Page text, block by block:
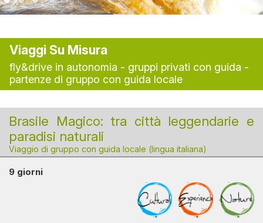
Viaggi Su Misura
fly&drive in autonomia - gruppi privati con guida -
partenze di gruppo con guida locale
Brasile Magico: tra città leggendarie e
paradisi naturali
Viaggio di gruppo con guida locale (lingua italiana)
9 giorni